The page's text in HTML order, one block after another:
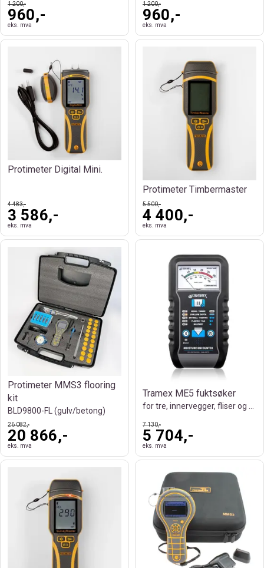
1 200,-
960,-
eks. mva
1 200,-
960,-
eks. mva
Protimeter Digital Mini.
4 483,-
3 586,-
eks. mva
Protimeter Timbermaster
5 500,-
4 400,-
eks. mva
Protimeter MMS3 flooring
kit
BLD9800-FL (gulv/betong)
26 082,-
20 866,-
eks. mva
Tramex ME5 fuktsøker
7 130,-
5 704,-
eks. mva